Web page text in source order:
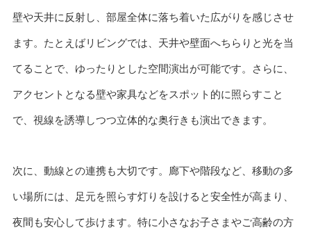
壁や天井に反射し、部屋全体に落ち着いた広がりを感じさせ
ます。たとえばリビングでは、天井や壁面へちらりと光を当
てることで、ゆったりとした空間演出が可能です。さらに、
アクセントとなる壁や家具などをスポット的に照らすこと
で、視線を誘導しつつ立体的な奥行きも演出できます。
次に、動線との連携も大切です。廊下や階段など、移動の多
い場所には、足元を照らす灯りを設けると安全性が高まり、
夜間も安心して歩けます。特に小さなお子さまやご高齢の方